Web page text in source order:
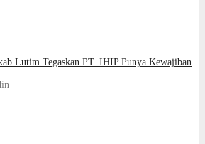
Lutim Tegaskan PT. IHIP Punya Kewajiban